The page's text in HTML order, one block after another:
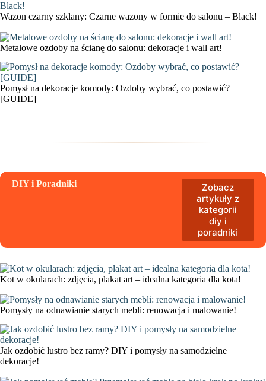
Wazon czarny szklany: Czarne wazony w formie do salonu – Black!
Metalowe ozdoby na ścianę do salonu: dekoracje i wall art!
Pomysł na dekoracje komody: Ozdoby wybrać, co postawić?
[GUIDE]
DIY i Poradniki
Zobacz
artykuły z
kategorii
diy i
poradniki
Kot w okularach: zdjęcia, plakat art – idealna kategoria dla kota!
Pomysły na odnawianie starych mebli: renowacja i malowanie!
Jak ozdobić lustro bez ramy? DIY i pomysły na samodzielne
dekoracje!